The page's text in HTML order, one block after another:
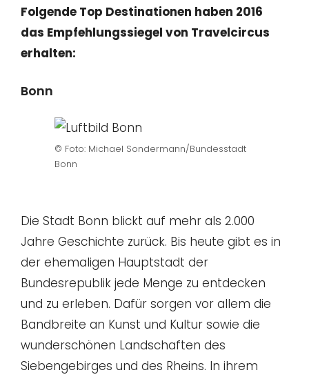
Folgende Top Destinationen haben 2016
das Empfehlungssiegel von Travelcircus
erhalten:
Bonn
© Foto: Michael Sondermann/Bundesstadt
Bonn
Die Stadt Bonn blickt auf mehr als 2.000
Jahre Geschichte zurück. Bis heute gibt es in
der ehemaligen Hauptstadt der
Bundesrepublik jede Menge zu entdecken
und zu erleben. Dafür sorgen vor allem die
Bandbreite an Kunst und Kultur sowie die
wunderschönen Landschaften des
Siebengebirges und des Rheins. In ihrem